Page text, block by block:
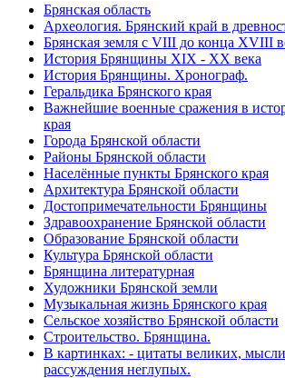
Брянская область
Археология. Брянский край в
Брянская земля с VIII до конца XVIII
История Брянщины XIX - XX века
История Брянщины. Хронограф.
Геральдика Брянского края
Важнейшие военные сражения в
края
Города Брянской области
Районы Брянской области
Населённые пункты Брянского края
Архитектура Брянской области
Достопримечательности Брянщины
Здравоохранение Брянской области
Образование Брянской области
Культура Брянской области
Брянщина литературная
Художники Брянской земли
Музыкальная жизнь Брянского края
Сельское хозяйство Брянской области
Строительство. Брянщина.
В картинках: - цитаты великих,
рассуждения неглупых.